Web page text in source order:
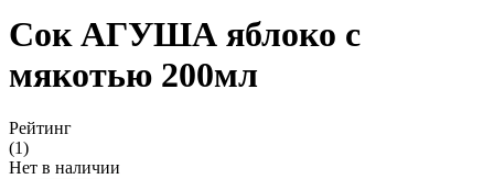
Сок АГУША яблоко с
мякотью 200мл
Рейтинг
(1)
Нет в наличии